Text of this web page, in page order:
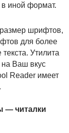
иной формат.
шрифтов,
для более
Утилита
на Ваш вкус
Reader имеет
— читалки